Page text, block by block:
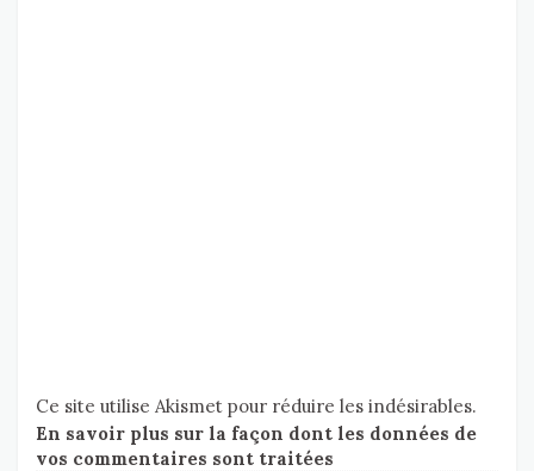
Ce site utilise Akismet pour réduire les indésirables.
En savoir plus sur la façon dont les données de
vos commentaires sont traitées